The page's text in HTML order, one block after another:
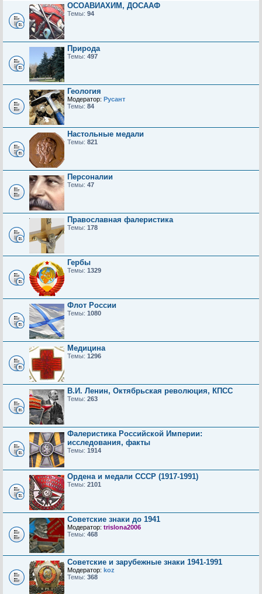
ОСОАВИАХИМ, ДОСААФ
Темы: 94
Природа
Темы: 497
Геология
Модератор: Русант
Темы: 84
Настольные медали
Темы: 821
Персоналии
Темы: 47
Православная фалеристика
Темы: 178
Гербы
Темы: 1329
Флот России
Темы: 1080
Медицина
Темы: 1296
В.И. Ленин, Октябрьская революция, КПСС
Темы: 263
Фалеристика Российской Империи:
исследования, факты
Темы: 1914
Ордена и медали СССР (1917-1991)
Темы: 2101
Советские знаки до 1941
Модератор: trislona2006
Темы: 468
Советские и зарубежные знаки 1941-1991
Модератор: koz
Темы: 368